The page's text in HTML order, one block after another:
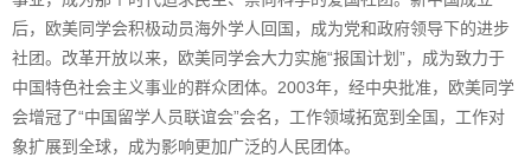
后，欧美同学会积极动员海外学人回国，成为党和政府领导下的进步
社团。改革开放以来，欧美同学会大力实施“报国计划”，成为致力于
中国特色社会主义事业的群众团体。2003年，经中央批准，欧美同学
会增冠了“中国留学人员联谊会”会名，工作领域拓宽到全国，工作对
象扩展到全球，成为影响更加广泛的人民团体。